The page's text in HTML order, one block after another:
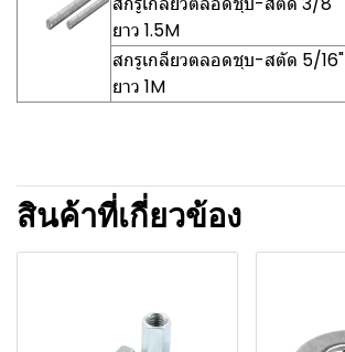
ยาว 1.5M
สกรูเกลียวตลอดชุบ-สตัด 5/16"
ยาว 1M
สินค้าที่เกี่ยวข้อง